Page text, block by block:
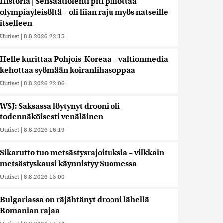
olympiayleisöltä – oli liian raju myös natseille
itselleen
Uutiset | 8.8.2026 22:15
Helle kurittaa Pohjois-Koreaa – valtionmedia
kehottaa syömään koiranlihasoppaa
Uutiset | 8.8.2026 22:06
WSJ: Saksassa löytynyt drooni oli
todennäköisesti venäläinen
Uutiset | 8.8.2026 16:19
Sikarutto tuo metsästysrajoituksia – vilkkain
metsästyskausi käynnistyy Suomessa
Uutiset | 8.8.2026 15:00
Bulgariassa on räjähtänyt drooni lähellä
Romanian rajaa